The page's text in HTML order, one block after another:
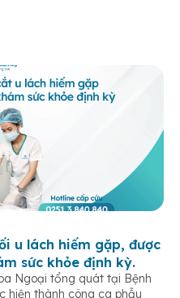
u lách hiếm gặp, được
sức khỏe định kỳ.
Ngoại tổng quát tại Bệnh
hiện thành công ca phẫu